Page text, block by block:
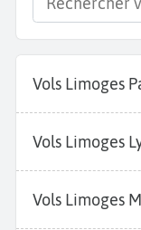
Vols Limoges
Vols Limoges
Vols Limoges